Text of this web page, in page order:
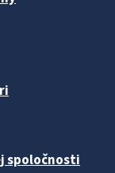
spoločnosti